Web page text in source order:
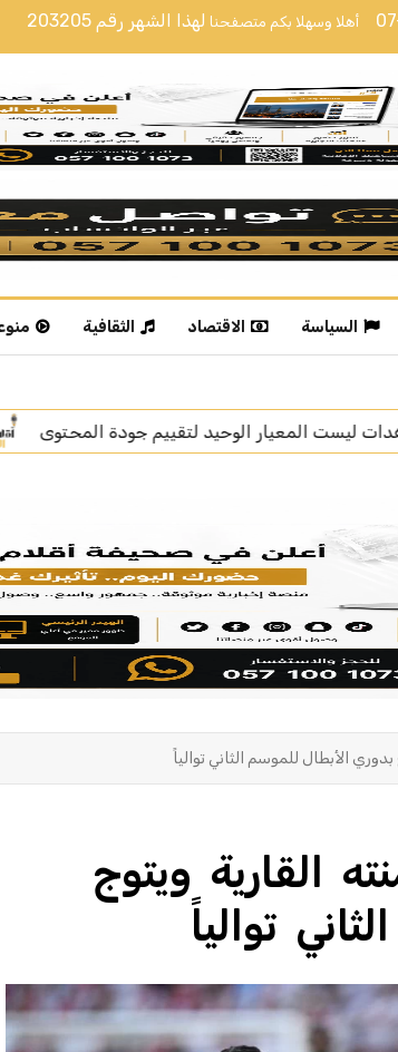
أهلا وسهلا بكم متصفحنا لهذا الشهر رقم 203205
السياسة الاقتصاد الثقافية
الإعلامية خديجة الوعل تنال “زمالة
الأبطال للموسم الثاني توالياً
القارية ويتوج
توالياً